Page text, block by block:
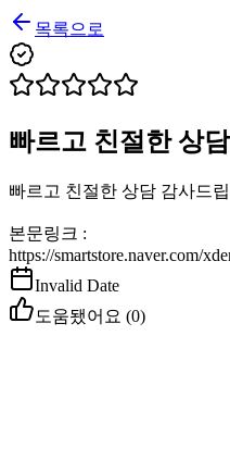
목록으로
빠르고 친절한 상
빠르고 친절한 상담 감사드
본문링크 :
https://smartstore.naver.com/
Invalid Date
도움됐어요 (0)